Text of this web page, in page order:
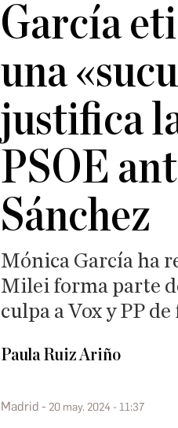
García
una
justifica
PSOE
Sánchez
Mónica García ha
Milei forma parte
culpa a Vox y PP
Paula Ruiz Ariño
Madrid 20 may. 2024 - 11:37